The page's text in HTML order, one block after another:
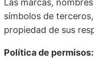
Las marcas,
símbolos de
propiedad de sus
Política de permisos: